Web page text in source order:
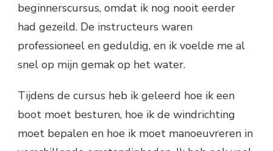
beginnerscursus, omdat ik nog nooit eerder
had gezeild. De instructeurs waren
professioneel en geduldig, en ik voelde me al
snel op mijn gemak op het water.
Tijdens de cursus heb ik geleerd hoe ik een
boot moet besturen, hoe ik de windrichting
moet bepalen en hoe ik moet manoeuvreren in